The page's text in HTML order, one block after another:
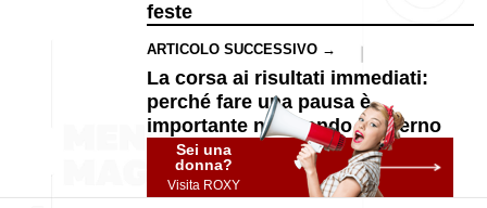
feste
ARTICOLO SUCCESSIVO →
La corsa ai risultati immediati:
perché fare una pausa è
importante nel mondo moderno
Sei una
donna?
Visita ROXY